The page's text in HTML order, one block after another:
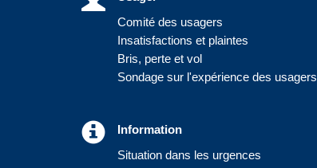
Comité des usagers
Insatisfactions et plaintes
Bris, perte et vol
Sondage sur l'expérience des usagers
Information
Situation dans les urgences